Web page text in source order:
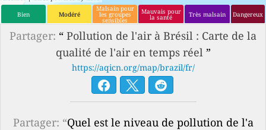
Bien Modéré
Malsain pour
les groupes
sensibles
Mauvais pour
la santé Très malsain Dangereux
Partager: “ Pollution de l'air à Brésil : Carte de la
qualité de l'air en temps réel”
https://aqicn.org/map/brazil/fr/
Partager: “Quel est le niveau de pollution de l'a